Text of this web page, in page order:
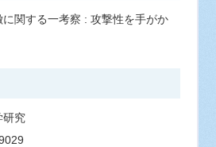
に関する一考察 : 攻撃性を手がか
研究